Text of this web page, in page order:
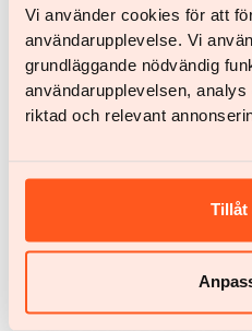
Vi använder cookies för att
användarupplevelse. Vi
grundläggande nödvändig
användarupplevelsen,
riktad och relevant
Tillåt
Krankheitsbewältigung,
verhaltensbezogene
soziale Unterstützung
für zugängliche,
Gewichtsreduktion und
Wissenschaft und
Neue Studie: Über ein